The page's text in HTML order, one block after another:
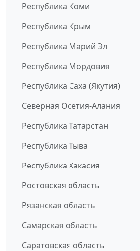
Республика Коми
Республика Крым
Республика Марий Эл
Республика Мордовия
Республика Саха (Якутия)
Северная Осетия-Алания
Республика Татарстан
Республика Тыва
Республика Хакасия
Ростовская область
Рязанская область
Самарская область
Саратовская область